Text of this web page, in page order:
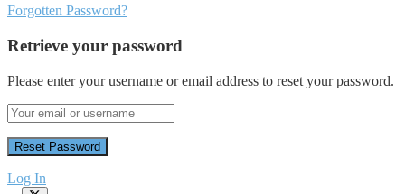
Forgotten Password?
Retrieve your password
Please enter your username or email address to reset your password.
Log In